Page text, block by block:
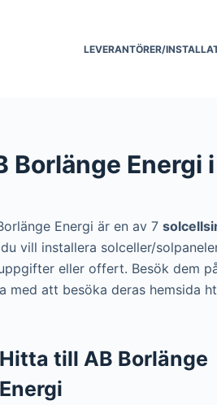
LEVERANTÖRER/
Borlänge Energi
Energi är en av 7
vill installera solceller/
eller offert. Besök dem
med att besöka deras hemsida
Hitta till AB Borlänge
Energi